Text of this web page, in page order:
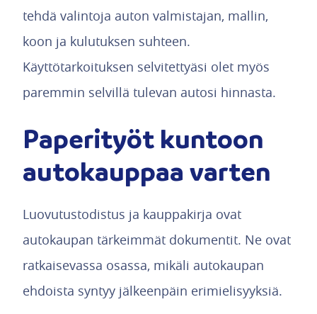
tehdä valintoja auton valmistajan, mallin,
koon ja kulutuksen suhteen.
Käyttötarkoituksen selvitettyäsi olet myös
paremmin selvillä tulevan autosi hinnasta.
Paperityöt kuntoon
autokauppaa varten
Luovutustodistus ja kauppakirja ovat
autokaupan tärkeimmät dokumentit. Ne ovat
ratkaisevassa osassa, mikäli autokaupan
ehdoista syntyy jälkeenpäin erimielisyyksiä.